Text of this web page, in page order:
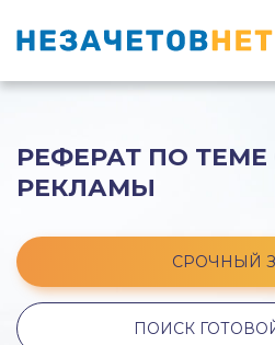
РЕФЕРАТ ПО
РЕКЛАМЫ
СРОЧНЫЙ
ПОИСК